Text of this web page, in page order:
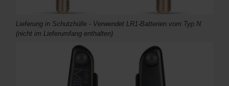
Lieferung in Schutzhülle - Verwendet LR1-Batterien vom Typ N
(nicht im Lieferumfang enthalten)